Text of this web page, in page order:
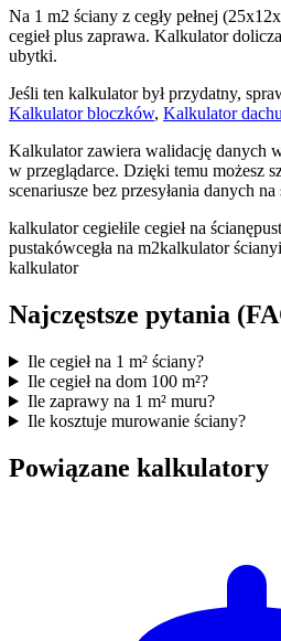
Na 1 m2 ściany z cegły pełnej
cegieł plus zaprawa. Kalkulator
ubytki.
Jeśli ten kalkulator był przydatny,
Kalkulator bloczków, Kalkulator dachu
Kalkulator zawiera walidację danych
w przeglądarce. Dzięki temu możesz
scenariusze bez przesyłania danych na
kalkulator cegiełile cegieł na ścianę
pustakówcegła na m2kalkulator ściany
kalkulator
Najczęstsze pytania
Ile cegieł na 1 m² ściany?
Ile cegieł na dom 100 m²?
Ile zaprawy na 1 m² muru?
Ile kosztuje murowanie ściany?
Powiązane kalkulatory